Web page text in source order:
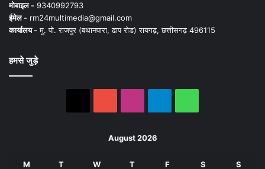
मोबाइल - 9340992793
ईमेल - rm24multimedia@gmail.com
कार्यालय -मु. पो. राजपुर (बथानपारा, ढाप रोड) रायगढ़, छत्तीसगढ़ 496115
हमसे जुड़े
August 2026
M T W T F S S